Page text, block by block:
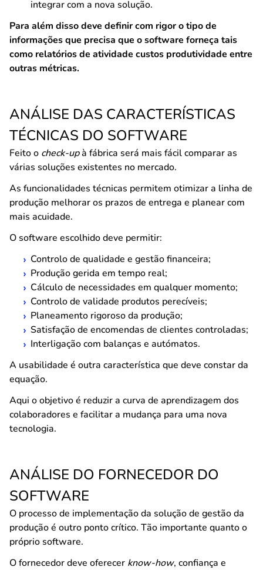
integrar com a nova solução.
Para além disso deve definir com rigor o tipo de
informações que precisa que o software forneça tais
como relatórios de atividade custos produtividade entre
outras métricas.
ANÁLISE DAS CARACTERÍSTICAS
TÉCNICAS DO SOFTWARE
Feito o check-upà fábrica será mais fácil comparar as
várias soluções existentes no mercado.
As funcionalidades técnicas permitem otimizar a linha de
produção melhorar os prazos de entrega e planear com
mais acuidade.
O software escolhido deve permitir:
Controlo de qualidade e gestão financeira;
Produção gerida em tempo real;
Cálculo de necessidades em qualquer momento;
Controlo de validade produtos perecíveis;
Planeamento rigoroso da produção;
Satisfação de encomendas de clientes controladas;
Interligação com balanças e autómatos.
A usabilidade é outra característica que deve constar da
equação.
Aqui o objetivo é reduzir a curva de aprendizagem dos
colaboradores e facilitar a mudança para uma nova
tecnologia.
ANÁLISE DO FORNECEDOR DO
SOFTWARE
O processo de implementação da solução de gestão da
produção é outro ponto crítico. Tão importante quanto o
próprio software.
O fornecedor deve oferecer know-how, confiança e